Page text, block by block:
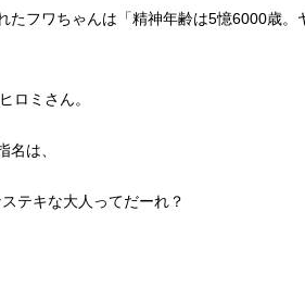
たフワちゃんは「精神年齢は5憶6000歳
ロミさん。
は、
テキな大人ってだーれ？